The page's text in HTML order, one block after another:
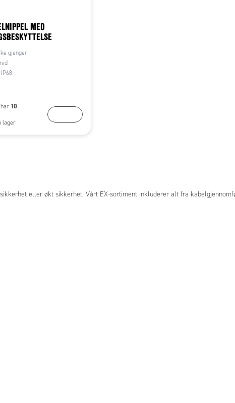
MED
gjenger
IP68
10
lager
eller økt sikkerhet. Vårt EX-sortiment inkluderer alt fra